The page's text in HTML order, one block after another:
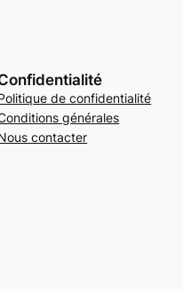
de confidentialité
générales
contacter